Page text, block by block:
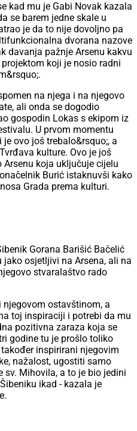
kad mu je Gabi Novak kazala
se barem jedne skale u
je da to nije dovoljno pa
dvorana nazove
davanja pažnje Arsenu kakvu
koji je nosio radni
na njega i na njegovo
ali onda se dogodio
gospodin Lokas s ekipom iz
U prvom momentu
ovo još trebalo&rsquo;, a
kulture. Ovo je još
koja uključuje cijelu
Burić istaknuvši kako
Grada prema kulturi.
Gorana Barišić Bačelić
osjetljivi na Arsena, ali na
stvaralaštvo rado
ostavštinom, a
toj inspiraciji i potrebi da mu
pozitivna zaraza koja se
godine tu je prošlo toliko
inspirirani njegovim
nažalost, ugostiti samo
sv. Mihovila, a to je bio jedini
ikad - kazala je